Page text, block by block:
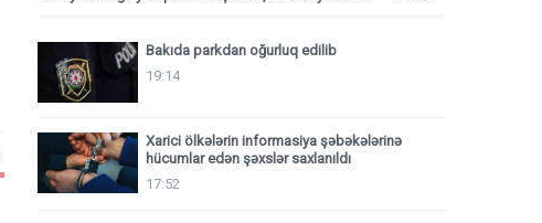
Bakıda parkdan oğurluq edilib
19:14
Xarici ölkələrin informasiya şəbəkələrinə
hücumlar edən şəxslər saxlanıldı
17:52